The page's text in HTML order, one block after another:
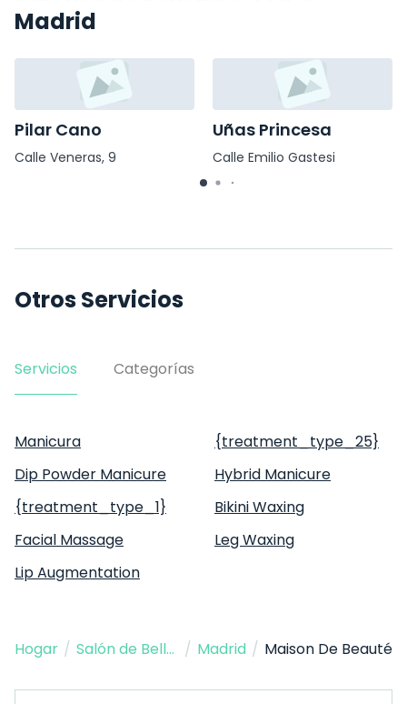
Madrid
Pilar Cano
Calle Veneras, 9
Uñas Princesa
Calle Emilio Gastesi
Fernandez 2
Otros Servicios
Servicios Categorías
Manicura
{treatment_type_25}
Dip Powder Manicure
Hybrid Manicure
{treatment_type_1}
Bikini Waxing
Facial Massage
Leg Waxing
Lip Augmentation
Hogar / Salón de Belleza / Madrid / Maison De Beauté